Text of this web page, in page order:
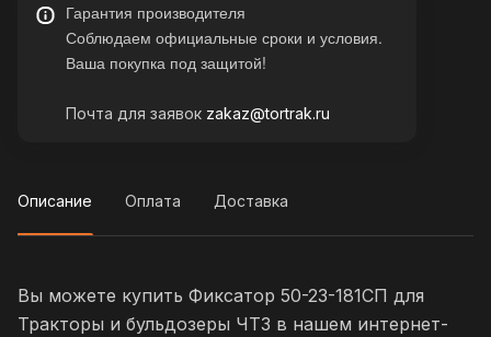
Гарантия производителя
Соблюдаем официальные сроки и условия.
Ваша покупка под защитой!
Почта для заявок zakaz@tortrak.ru
Описание Оплата Доставка
Вы можете купить Фиксатор 50-23-181СП для
Тракторы и бульдозеры ЧТЗ в нашем интернет-